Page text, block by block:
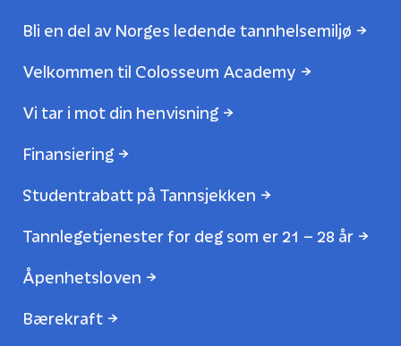
Bli en del av Norges ledende tannhelsemiljø
Velkommen til Colosseum Academy
Vi tar i mot din henvisning
Finansiering
Studentrabatt på Tannsjekken
Tannlegetjenester for deg som er 21 – 28 år
Åpenhetsloven
Bærekraft